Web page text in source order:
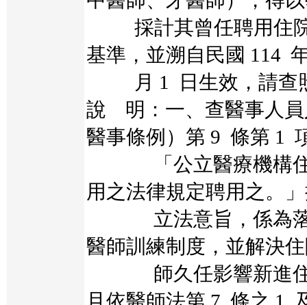
採計其曾任聘用住院
基準，並溯自民國 114
月 1 日生效，請查
說 明：一、查醫事人員
醫事條例）第 9 條第 1
「公立醫療機構住
用之法律規定聘用之。
立法意旨，係為落
醫師訓練制度，並解決
師久任影響新進住